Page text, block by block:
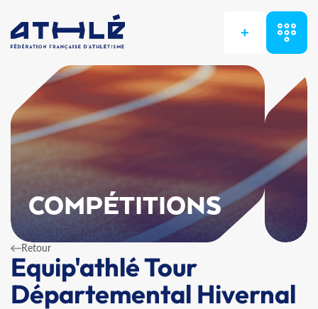
+
COMPÉTITIONS
Retour
Equip'athlé Tour
Départemental Hivernal